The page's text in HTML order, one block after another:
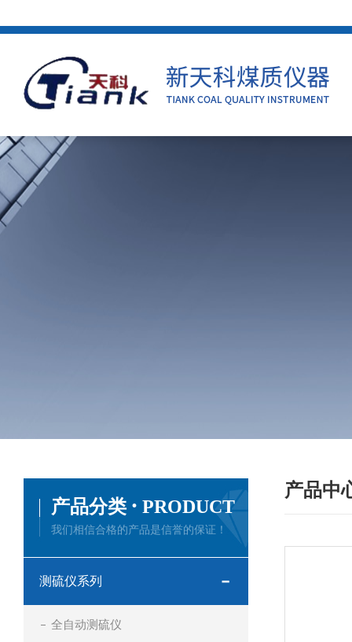
产品中
产品分类 · PRODUCT
我们相信合格的产品是信誉的保证！
测硫仪系列
全自动测硫仪